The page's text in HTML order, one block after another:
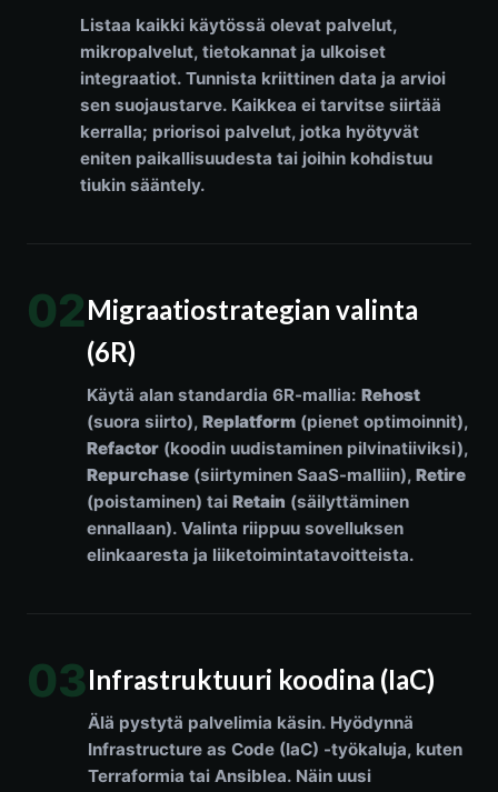
Listaa kaikki käytössä olevat palvelut,
mikropalvelut, tietokannat ja ulkoiset
integraatiot. Tunnista kriittinen data ja arvioi
sen suojaustarve. Kaikkea ei tarvitse siirtää
kerralla; priorisoi palvelut, jotka hyötyvät
eniten paikallisuudesta tai joihin kohdistuu
tiukin sääntely.
02Migraatiostrategian valinta
(6R)
Käytä alan standardia 6R-mallia: Rehost
(suora siirto), Replatform (pienet optimoinnit),
Refactor (koodin uudistaminen pilvinatiiviksi),
Repurchase (siirtyminen SaaS-malliin), Retire
(poistaminen) tai Retain (säilyttäminen
ennallaan). Valinta riippuu sovelluksen
elinkaaresta ja liiketoimintatavoitteista.
03Infrastruktuuri koodina (IaC)
Älä pystytä palvelimia käsin. Hyödynnä
Infrastructure as Code (IaC) -työkaluja, kuten
Terraformia tai Ansiblea. Näin uusi